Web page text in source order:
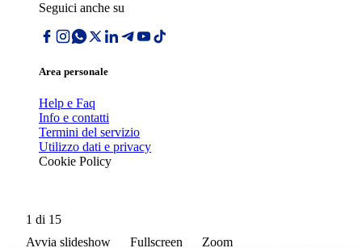
Seguici anche su
Area personale
Help e Faq
Info e contatti
Termini del servizio
Utilizzo dati e privacy
Cookie Policy
1 di 15
Avvia slideshow
Fullscreen Zoom